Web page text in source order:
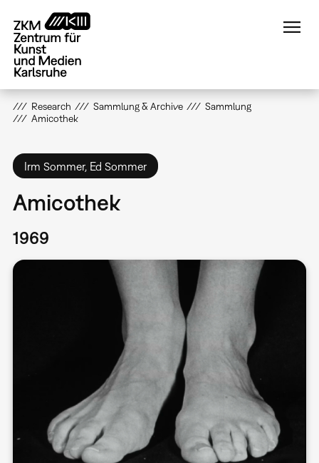
zum
Inhalt
Research Sammlung & Archive
Sammlung
Amicothek
Irm Sommer, Ed Sommer
Amicothek
1969